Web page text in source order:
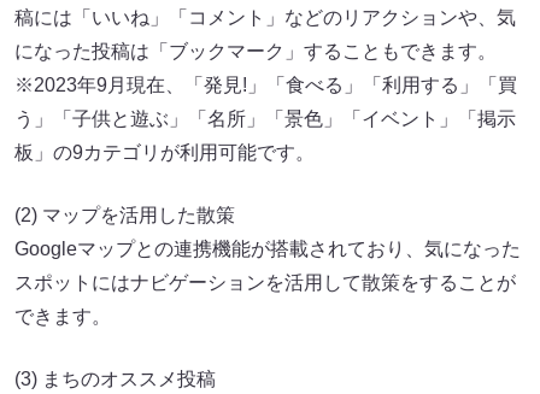
稿には「いいね」「コメント」などのリアクションや、気
になった投稿は「ブックマーク」することもできます。
※2023年9月現在、「発見!」「食べる」「利用する」「買
う」「子供と遊ぶ」「名所」「景色」「イベント」「掲示
板」の9カテゴリが利用可能です。
(2) マップを活用した散策
Googleマップとの連携機能が搭載されており、気になった
スポットにはナビゲーションを活用して散策をすることが
できます。
(3) まちのオススメ投稿